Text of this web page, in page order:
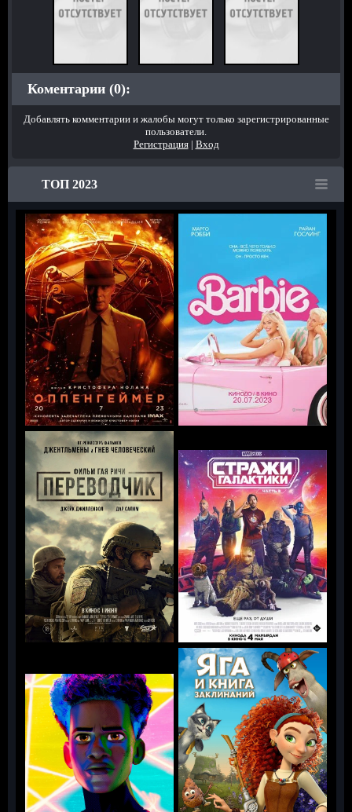
Коментарии (0):
Добавлять комментарии и жалобы могут только зарегистрированные
пользователи.
Регистрация| Вход
ТОП 2023